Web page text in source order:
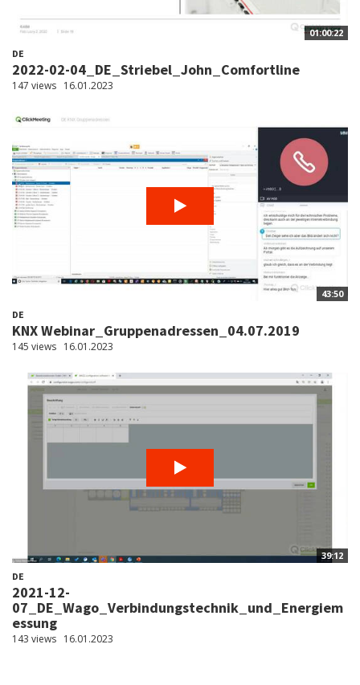
01:00:22
DE
2022-02-04_DE_Striebel_John_Comfortline
147 views 16.01.2023
43:50
DE
KNX Webinar_Gruppenadressen_04.07.2019
145 views 16.01.2023
39:12
DE
2021-12-
07_DE_Wago_Verbindungstechnik_und_Energiem
essung
143 views 16.01.2023